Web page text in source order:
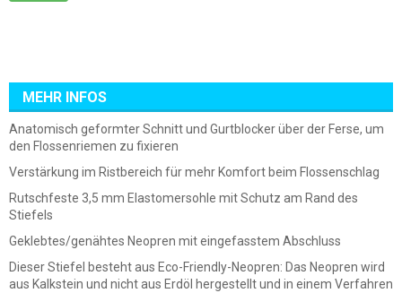
MEHR INFOS
Anatomisch geformter Schnitt und Gurtblocker über der Ferse, um
den Flossenriemen zu fixieren
Verstärkung im Ristbereich für mehr Komfort beim Flossenschlag
Rutschfeste 3,5 mm Elastomersohle mit Schutz am Rand des
Stiefels
Geklebtes/genähtes Neopren mit eingefasstem Abschluss
Dieser Stiefel besteht aus Eco-Friendly-Neopren: Das Neopren wird
aus Kalkstein und nicht aus Erdöl hergestellt und in einem Verfahren